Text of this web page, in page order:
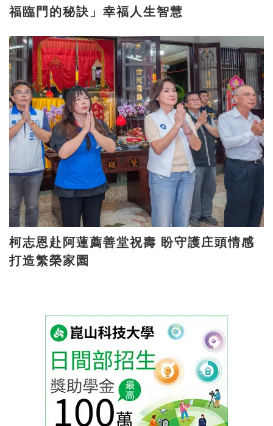
福臨門的秘訣」幸福人生智慧
柯志恩赴阿蓮薦善堂祝壽 盼守護庄頭情感
打造繁榮家園